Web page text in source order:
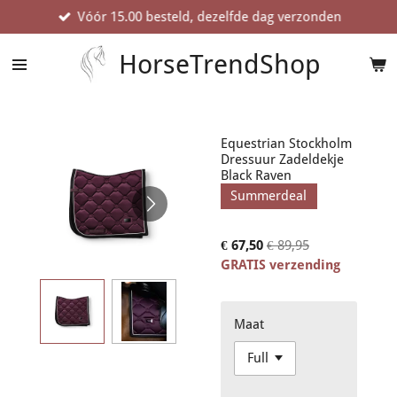
direct
naar
HorseTrendShop
Vóór 15.00 besteld, dezelfde dag verzonden
Equestrian Stockholm
Dressuur Zadeldekje
Black Raven
Summerdeal
€ 67,50 € 89,95
GRATIS verzending
Maat